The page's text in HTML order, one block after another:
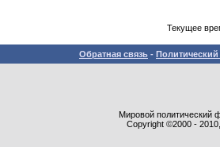
Текущее
Обратная связь -
Мировой политический
Copyright ©2000 -